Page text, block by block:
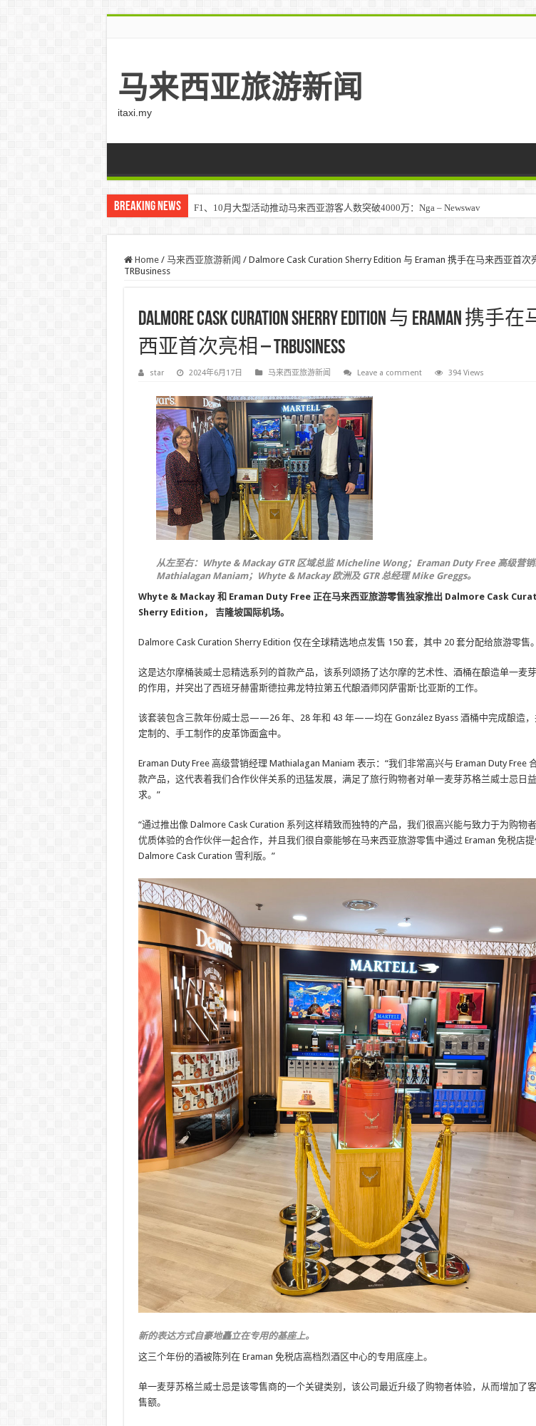
马来西亚旅游新闻
itaxi.my
Breaking News F1、10月大型活动推动马来西亚游客人数突破4000万：Nga – Newswav
Home / 马来西亚旅游新闻 / Dalmore Cask Curation Sherry Edition 与 Eraman 携手在马来西亚首次
TRBusiness
Dalmore Cask Curation Sherry Edition 与 Eraman 携手
西亚首次亮相 – TRBusiness
star 2024年6月17日 马来西亚旅游新闻 Leave a comment 394 Views
从左至右：Whyte & Mackay GTR 区域总监 Micheline Wong；Eraman Duty Free 高级营销
Mathialagan Maniam；Whyte & Mackay 欧洲及 GTR 总经理 Mike Greggs。
Whyte & Mackay 和 Eraman Duty Free 正在马来西亚旅游零售独家推出 Dalmore Cask
Sherry Edition， 吉隆坡国际机场。
Dalmore Cask Curation Sherry Edition 仅在全球精选地点发售 150 套，其中 20 套分配给旅游零售。
这是达尔摩桶装威士忌精选系列的首款产品，该系列颂扬了达尔摩的艺术性、酒桶在酿造单一麦
的作用，并突出了西班牙赫雷斯德拉弗龙特拉第五代酿酒师冈萨雷斯·比亚斯的工作。
该套装包含三款年份威士忌——26 年、28 年和 43 年——均在 González Byass 酒桶中完成酿造，
定制的、手工制作的皮革饰面盒中。
Eraman Duty Free 高级营销经理 Mathialagan Maniam 表示：“我们非常高兴与 Eraman Duty Free
款产品，这代表着我们合作伙伴关系的迅猛发展，满足了旅行购物者对单一麦芽苏格兰威士忌日
求。”
“通过推出像 Dalmore Cask Curation 系列这样精致而独特的产品，我们很高兴能与致力于为购物
优质体验的合作伙伴一起合作，并且我们很自豪能够在马来西亚旅游零售中通过 Eraman 免税店
Dalmore Cask Curation 雪利版。”
新的表达方式自豪地矗立在专用的基座上。
这三个年份的酒被陈列在 Eraman 免税店高档烈酒区中心的专用底座上。
单一麦芽苏格兰威士忌是该零售商的一个关键类别，该公司最近升级了购物者体验，从而增加了
售额。